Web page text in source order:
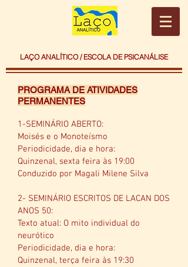
LAÇO ANALÍTICO / ESCOLA DE PSICANÁLISE
PROGRAMA DE ATIVIDADES
PERMANENTES
1-SEMINÁRIO ABERTO:
Moisés e o Monoteísmo
Periodicidade, dia e hora:
Quinzenal, sexta feira às 19:00
Conduzido por Magali Milene Silva
2- SEMINÁRIO ESCRITOS DE LACAN DOS
ANOS 50:
Texto atual: O mito individual do
neurótico
Periodicidade, dia e hora:
Quinzenal, terça feira às 19:30